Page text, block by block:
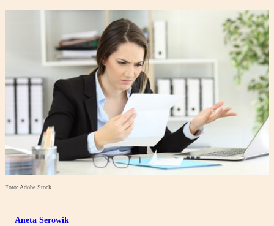
Foto: Adobe Stock
Aneta Serowik